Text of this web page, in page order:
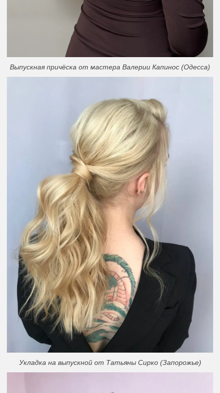
Выпускная причёска от мастера Валерии Капинос (Одесса)
Укладка на выпускной от Татьяны Сирко (Запорожье)